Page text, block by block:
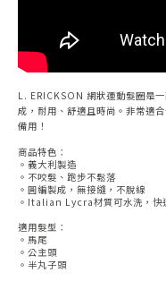
L. ERICKSON 網狀運動髮圈是
成，耐用、舒適且時尚。非常適
備用！
商品特色：
。義大利製造
。不咬髮、跑步不鬆落
。圓編製成，無接縫，不脫線
。Italian Lycra材質可水洗，快
適用髮型：
。馬尾
。公主頭
。半丸子頭